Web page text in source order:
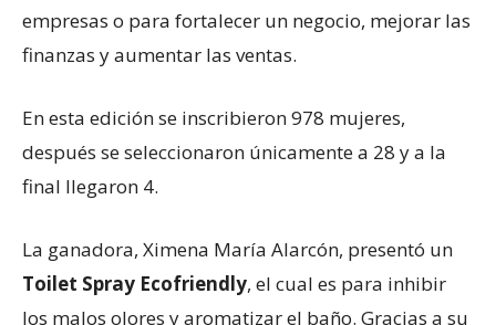
empresas o para fortalecer un negocio, mejorar las
finanzas y aumentar las ventas.
En esta edición se inscribieron 978 mujeres,
después se seleccionaron únicamente a 28 y a la
final llegaron 4.
La ganadora, Ximena María Alarcón, presentó un
Toilet Spray Ecofriendly, el cual es para inhibir
los malos olores y aromatizar el baño. Gracias a su